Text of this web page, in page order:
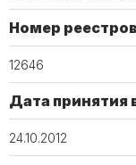
Номер
12646
Дата принятия
24.10.2012